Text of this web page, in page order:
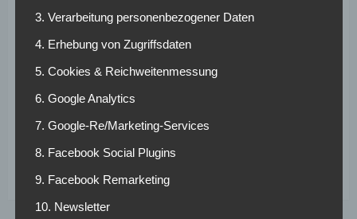
Klünter alleine die rechte Bahn beackerte, und manchmal
mit Viererkette. Dem Rechtsverteidiger liegt letzteres
mehr. „Mit Viererkette habe ich einen Spieler vor mir, den
rücke ich weiter nach vorne, mal er. Das gefällt mir
persönlich ein bisschen besser und hat vielleicht auch einen
System Klinsmann in der Rückrunde bevorzugt setzt.
3. Verarbeitung personenbezogener Daten
4. Erhebung von Zugriffsdaten
5. Cookies & Reichweitenmessung
6. Google Analytics
7. Google-Re/Marketing-Services
8. Facebook Social Plugins
9. Facebook Remarketing
10. Newsletter